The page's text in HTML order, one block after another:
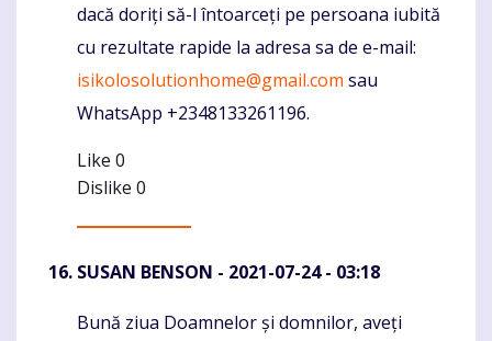
dacă doriți să-l întoarceți pe persoana iubită
cu rezultate rapide la adresa sa de e-mail:
isikolosolutionhome@gmail.com sau
WhatsApp +2348133261196.
Like 0
Dislike 0
SUSAN BENSON - 2021-07-24 - 03:18
Komentaras
Bună ziua Doamnelor și domnilor, aveți